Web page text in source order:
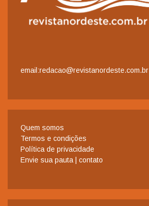
email:redacao@revistanordeste.com.br
Quem somos
Termos e condições
Política de privacidade
Envie sua pauta | contato